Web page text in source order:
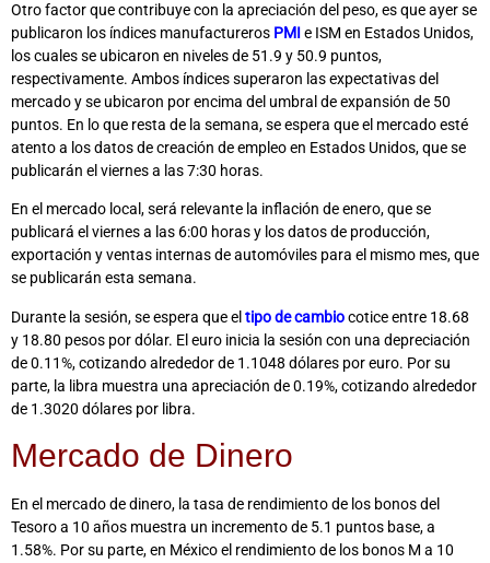
Otro factor que contribuye con la apreciación del peso, es que ayer se
publicaron los índices manufactureros PMI e ISM en Estados Unidos,
los cuales se ubicaron en niveles de 51.9 y 50.9 puntos,
respectivamente. Ambos índices superaron las expectativas del
mercado y se ubicaron por encima del umbral de expansión de 50
puntos. En lo que resta de la semana, se espera que el mercado esté
atento a los datos de creación de empleo en Estados Unidos, que se
publicarán el viernes a las 7:30 horas.
En el mercado local, será relevante la inflación de enero, que se
publicará el viernes a las 6:00 horas y los datos de producción,
exportación y ventas internas de automóviles para el mismo mes, que
se publicarán esta semana.
Durante la sesión, se espera que el tipo de cambiocotice entre 18.68
y 18.80 pesos por dólar. El euro inicia la sesión con una depreciación
de 0.11%, cotizando alrededor de 1.1048 dólares por euro. Por su
parte, la libra muestra una apreciación de 0.19%, cotizando alrededor
de 1.3020 dólares por libra.
Mercado de Dinero
En el mercado de dinero, la tasa de rendimiento de los bonos del
Tesoro a 10 años muestra un incremento de 5.1 puntos base, a
1.58%. Por su parte, en México el rendimiento de los bonos M a 10